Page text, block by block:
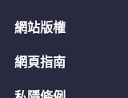
網站版權
網頁指南